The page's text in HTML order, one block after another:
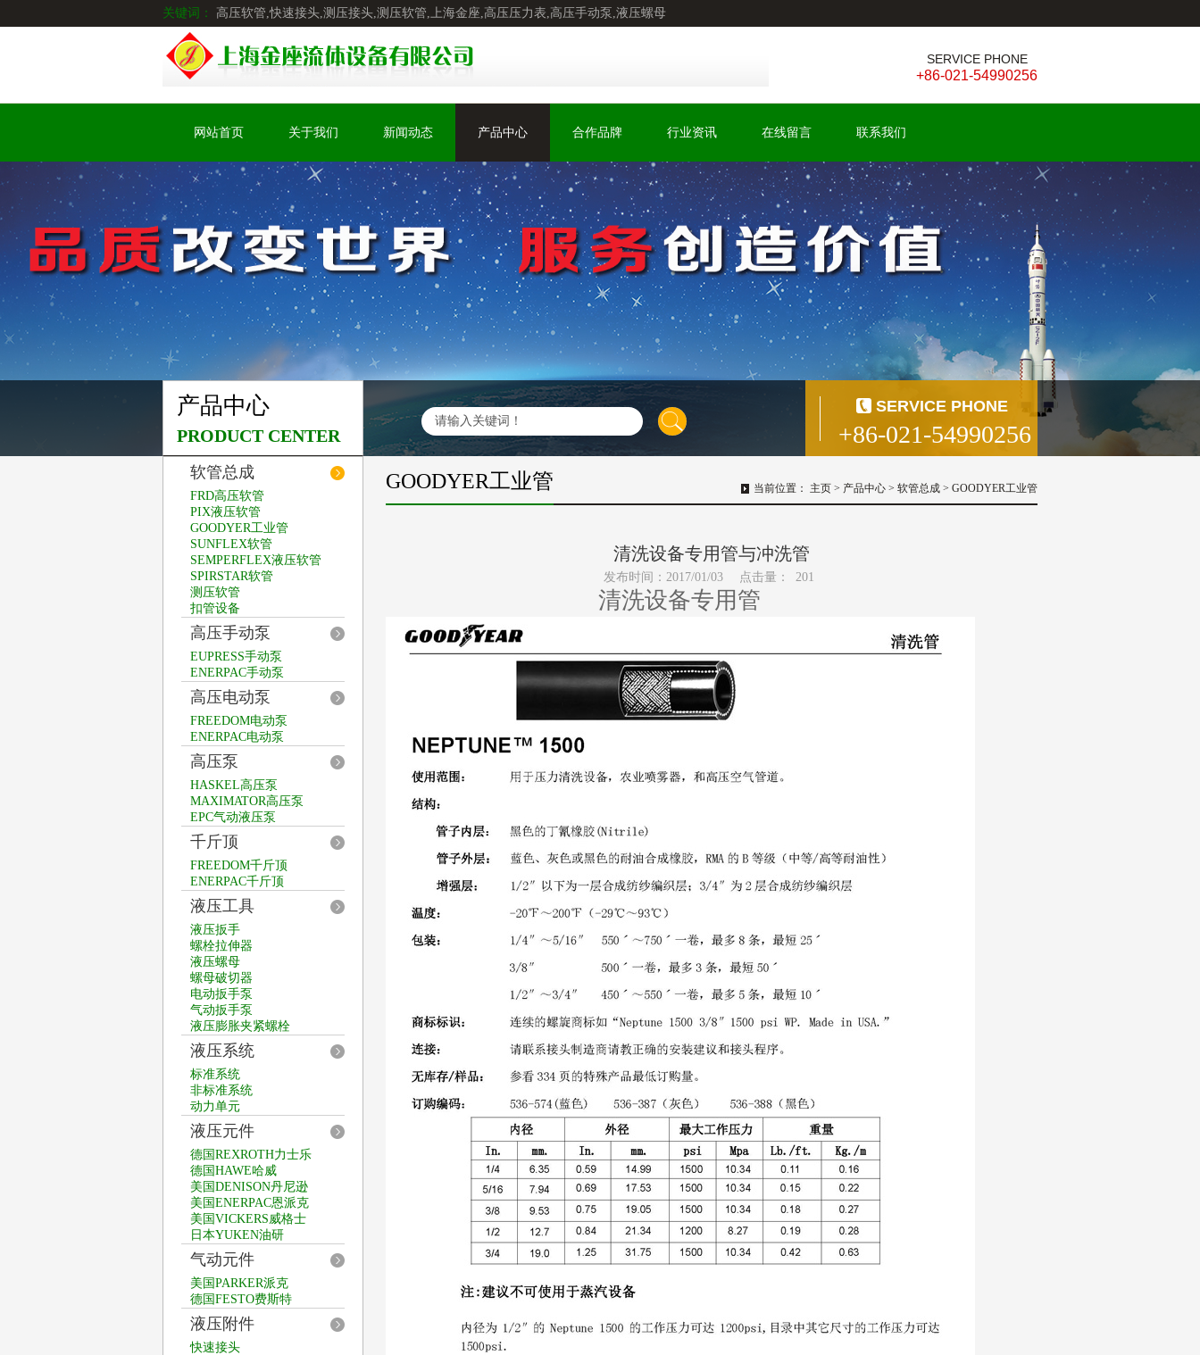
关键词： 高压软管,快速接头,测压接头,测压软管,上海金座,高压压力表,高压手动泵,液压螺母
SERVICE PHONE
+86-021-54990256
网站首页 关于我们 新闻动态 产品中心 合作品牌 行业资讯 在线留言 联系我们
产品中心
PRODUCT CENTER
SERVICE PHONE
+86-021-54990256
软管总成
FRD高压软管
PIX液压软管
GOODYER工业管
SUNFLEX软管
SEMPERFLEX液压软管
SPIRSTAR软管
测压软管
扣管设备
高压手动泵
EUPRESS手动泵
ENERPAC手动泵
高压电动泵
FREEDOM电动泵
ENERPAC电动泵
高压泵
HASKEL高压泵
MAXIMATOR高压泵
EPC气动液压泵
千斤顶
FREEDOM千斤顶
ENERPAC千斤顶
液压工具
液压扳手
螺栓拉伸器
液压螺母
螺母破切器
电动扳手泵
气动扳手泵
液压膨胀夹紧螺栓
液压系统
标准系统
非标准系统
动力单元
液压元件
德国REXROTH力士乐
德国HAWE哈威
美国DENISON丹尼逊
美国ENERPAC恩派克
美国VICKERS威格士
日本YUKEN油研
气动元件
美国PARKER派克
德国FESTO费斯特
液压附件
快速接头
GOODYER工业管 当前位置： 主页 > 产品中心 > 软管总成 > GOODYER工业管
清洗设备专用管与冲洗管
发布时间：2017/01/03 点击量： 201
清洗设备专用管